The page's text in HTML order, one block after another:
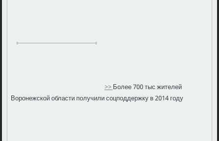
>>Более 700 тыс жителей
Воронежской области получили соцподдержку в 2014 году